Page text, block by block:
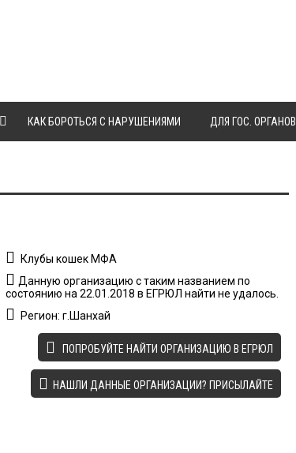
КАК БОРОТЬСЯ С НАРУШЕНИЯМИ ДЛЯ ГОС. ОРГАНОВ
Клубы кошек МФА
Данную организацию с таким названием по
состоянию на 22.01.2018 в ЕГРЮЛ найти не удалось.
Регион: г.Шанхай
ПОПРОБУЙТЕ НАЙТИ ОРГАНИЗАЦИЮ В ЕГРЮЛ
НАШЛИ ДАННЫЕ ОРГАНИЗАЦИИ? ПРИСЫЛАЙТЕ